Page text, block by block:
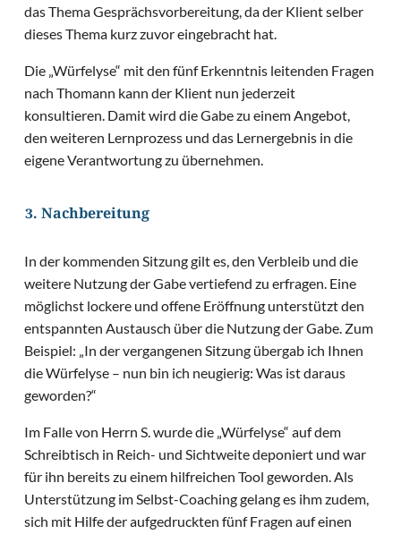
das Thema Gesprächsvorbereitung, da der Klient selber
dieses Thema kurz zuvor eingebracht hat.
Die „Würfelyse“ mit den fünf Erkenntnis leitenden Fragen
nach Thomann kann der Klient nun jederzeit
konsultieren. Damit wird die Gabe zu einem Angebot,
den weiteren Lernprozess und das Lernergebnis in die
eigene Verantwortung zu übernehmen.
3. Nachbereitung
In der kommenden Sitzung gilt es, den Verbleib und die
weitere Nutzung der Gabe vertiefend zu erfragen. Eine
möglichst lockere und offene Eröffnung unterstützt den
entspannten Austausch über die Nutzung der Gabe. Zum
Beispiel: „In der vergangenen Sitzung übergab ich Ihnen
die Würfelyse – nun bin ich neugierig: Was ist daraus
geworden?“
Im Falle von Herrn S. wurde die „Würfelyse“ auf dem
Schreibtisch in Reich- und Sichtweite deponiert und war
für ihn bereits zu einem hilfreichen Tool geworden. Als
Unterstützung im Selbst-Coaching gelang es ihm zudem,
sich mit Hilfe der aufgedruckten fünf Fragen auf einen